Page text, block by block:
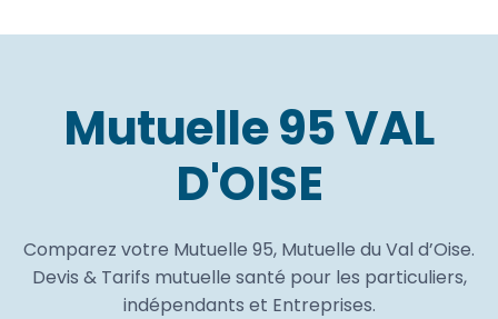
Mutuelle 95 VAL
D'OISE
Comparez votre Mutuelle 95, Mutuelle du Val d’Oise.
Devis & Tarifs mutuelle santé pour les particuliers,
indépendants et Entreprises.